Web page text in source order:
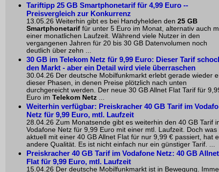
Tariftipp 25 GB Smartphonetarif für 4,99 Euro --
Preisvergleich zur Konkurrenz
13.05.26 Weiterhin gibt es bei Handyhelden den 25 GB
Smartphonetarif für unter 5 Euro im Monat, alternativ auch
einer monatlichen Laufzeit. Während viele Nutzer in den
vergangenen Jahren für 20 bis 30 GB Datenvolumen noch
deutlich über zehn ...
30 GB im Telekom Netz für 9,99 Euro: Dieser Tarif
den Markt - aber ein Detail wird viele überraschen
30.04.26 Der deutsche Mobilfunkmarkt erlebt gerade wieder
dieser Phasen, in denen Preise plötzlich nach unten
durchgereicht werden. Der neue 30 GB Allnet Flat Tarif für
Euro im Telekom Netz
Weiterhin verfügbar: Preiskracher 40 GB Tarif im
Netz für 9,99 Euro, mtl. Laufzeit
28.04.26 Zum Monatsende gibt es weiterhin den 40 GB Tarif
Vodafone Netz für 9,99 Euro mit einer mtl. Laufzeit. Doch was
aktuell mit einer 40 GB Allnet Flat für nur 9,99 € passiert, hat
andere Qualität. Es ist nicht einfach nur ein günstiger Tarif. ...
Preiskracher 40 GB Tarif im Vodafone Netz: 40 GB
Flat für 9,99 Euro, mtl. Laufzeit
15.04.26 Der deutsche Mobilfunkmarkt ist in Bewegung.